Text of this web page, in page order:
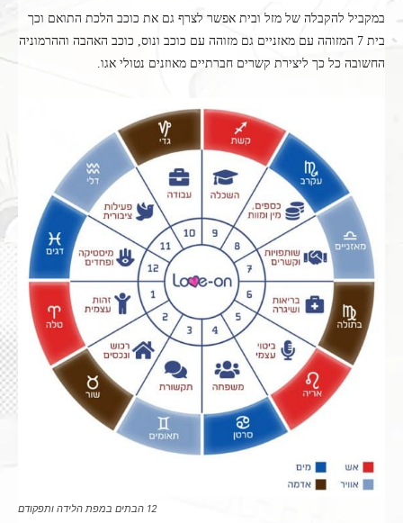
במקביל להקבלה של מזל ובית אפשר לצרף גם את כוכב הלכת התואם וכך
בית 7 המזוהה עם מאזניים גם מזוהה עם כוכב ונוס, כוכב האהבה וההרמוניה
החשובה כל כך ליצירת קשרים חברתיים מאוזנים נטולי אגו.
12 הבתים במפת הלידה ותפקודם